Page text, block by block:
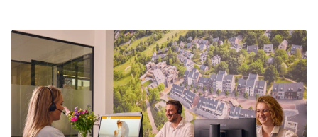
van een verblijf in de accommodatie die volledig
aan jouw wensen voldoet en kun je uitkijken naar
een heerlijke zomer Oostenrijk!
onze accommodaties zijn huisdieren toegestaan.
Bekijk het accommodatietype van jouw
voorkeur om te zien of huisdieren hierin welkom
zijn. Het is verplicht je huisdier op te geven bij
het plaatsen van je reservering en aan de
huisdierentoeslag te voldoen.